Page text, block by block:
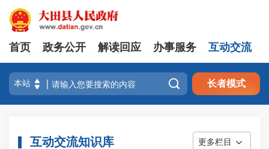
首页 政务公开 解读回应 办事服务 互动交流
 长者模式
互动交流知识库 更多栏目